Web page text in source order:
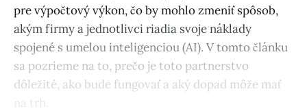
pre výpočtový výkon, čo by mohlo zmeniť spôsob,
akým firmy a jednotlivci riadia svoje náklady
spojené s umelou inteligenciou (AI). V tomto článku
sa pozrieme na to, prečo je toto partnerstvo
dôležité, ako bude fungovať a aký dopad môže mať
na trh.